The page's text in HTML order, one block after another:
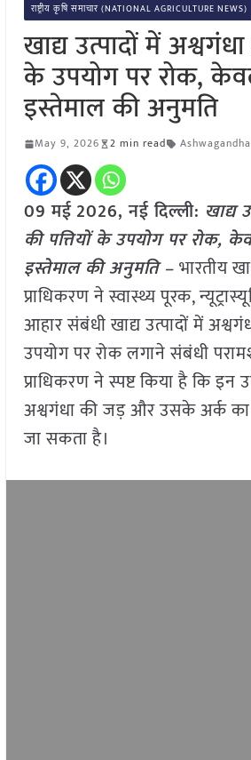
राष्ट्रीय कृषि समाचार (NATIONAL AGRICULTURE NEWS)
खाद्य उत्पादों में
के उपयोग पर रोक,
इस्तेमाल की अनुमति
May 9, 2026 2 min read Ashwagandha
09 मई2026, नई दिल्ली: खाद्य
की पत्तियों के उपयोग पर रोक,
इस्तेमाल की अनुमति –भारतीय
प्राधिकरण ने स्वास्थ्य पूरक,
आहार संबंधी खाद्य उत्पादों में
उपयोग पर रोक लगाने संबंधी
प्राधिकरण ने स्पष्ट किया है कि इन
अश्वगंधा की जड़ और उसके अर्क का
जा सकता है।